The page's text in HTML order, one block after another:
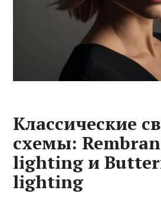
Классические
схемы:
lighting и
lighting